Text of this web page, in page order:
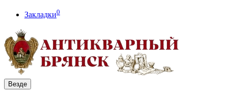
Закладки0
Везде